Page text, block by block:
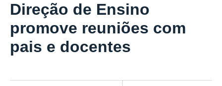
Direção de Ensino
promove reuniões com
pais e docentes